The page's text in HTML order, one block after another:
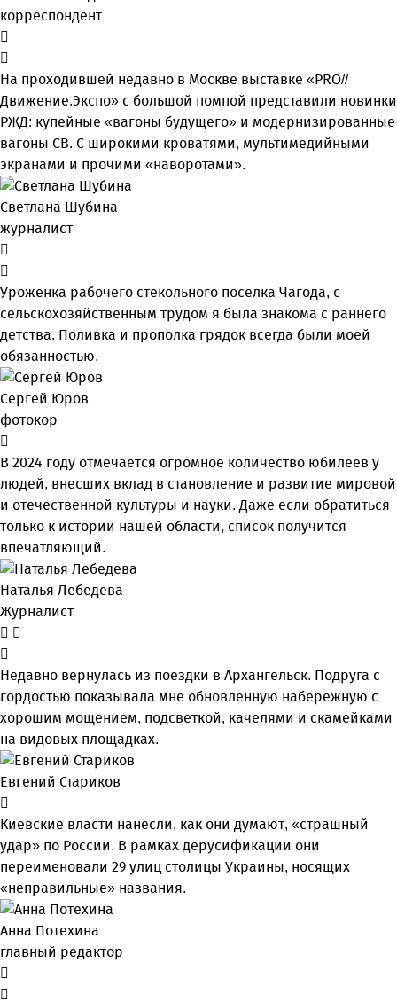
корреспондент
На проходившей недавно в Мос­кве выставке «PRO//
Движение.Экспо» с большой помпой представили новинки
РЖД: купейные «вагоны будущего» и модернизированные
вагоны СВ. С широкими кроватями, мультимедийными
экранами и прочими «наворотами».
Светлана Шубина
журналист
Уроженка рабочего стекольного поселка Чагода, с
сельскохозяйственным трудом я была знакома с раннего
детства. Поливка и прополка грядок всегда были моей
обязанностью.
Сергей Юров
фотокор
В 2024 году отмечается огромное количество юбилеев у
людей, внесших вклад в становление и развитие мировой
и отечественной культуры и науки. Даже если обратиться
только к истории нашей области, список получится
впечатляющий.
Наталья Лебедева
Журналист
Недавно вернулась из поездки в Архангельск. Подруга с
гордостью показывала мне обновленную набережную с
хорошим мощением, подсветкой, качелями и скамейками
на видовых площадках.
Евгений Стариков
Киевские власти нанесли, как они думают, «страшный
удар» по России. В рамках дерусификации они
переименовали 29 улиц столицы Украины, носящих
«неправильные» названия.
Анна Потехина
главный редактор